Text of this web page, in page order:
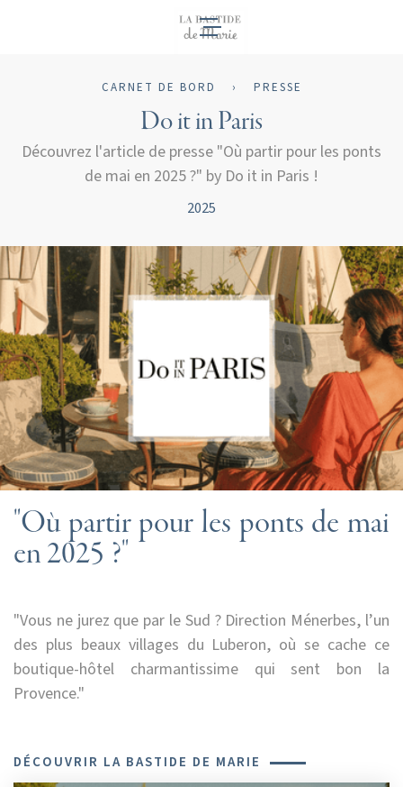
FR
CARNET DE BORD › PRESSE
Do it in Paris
Découvrez l'article de presse "Où partir pour les ponts
de mai en 2025 ?" by Do it in Paris !
2025
"Où partir pour les ponts de mai
en 2025 ?"
"Vous ne jurez que par le Sud ? Direction Ménerbes, l’un
des plus beaux villages du Luberon, où se cache ce
boutique-hôtel charmantissime qui sent bon la
Provence."
DÉCOUVRIR LA BASTIDE DE MARIE